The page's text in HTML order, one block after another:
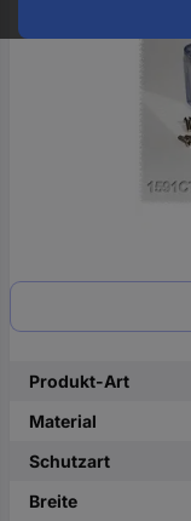
Produkt-Art
Material
Schutzart
Breite